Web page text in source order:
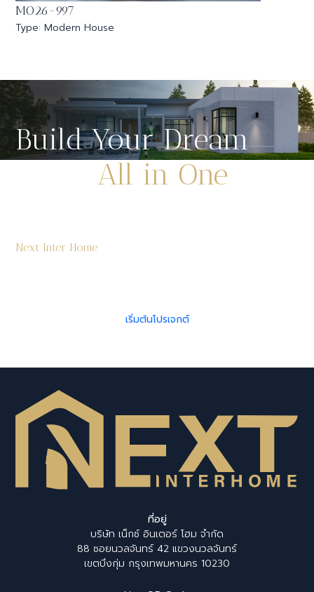
MO26-997
Type: Modern House
Build Your Dream
All in One
Next Inter Home
เริ่มต้นโปรเจกต์
ที่อยู่
บริษัท เน็กซ์ อินเตอร์ โฮม จำกัด
88 ซอยนวลจันทร์ 42 แขวงนวลจันทร์
เขตบึงกุ่ม กรุงเทพมหานคร 10230